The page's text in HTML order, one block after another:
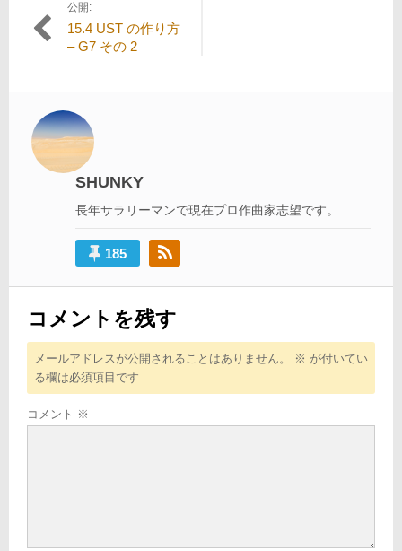
投
稿
ビ
ゲ
ー
シ
公開:
15.4 UST の作り方
– G7 その 2
SHUNKY
長年サラリーマンで現在プロ作曲家志望です。
185
コメントを残す
メールアドレスが公開されることはありません。 ※ が付いてい
る欄は必須項目です
コメント ※